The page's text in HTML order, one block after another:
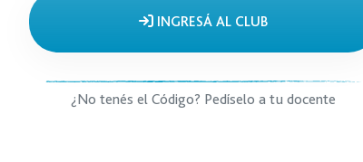
INGRESÁ AL CLUB
¿No tenés el Código? Pedíselo a tu docente